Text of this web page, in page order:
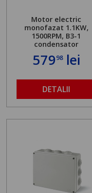
Motor electric
monofazat 1.1KW,
1500RPM, B3-1
condensator
57998lei
DETALII